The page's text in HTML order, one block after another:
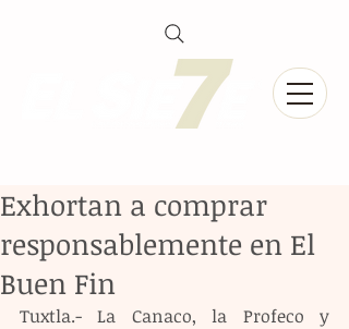
Exhortan a comprar
responsablemente en El
Buen Fin
Tuxtla.- La Canaco, la Profeco y